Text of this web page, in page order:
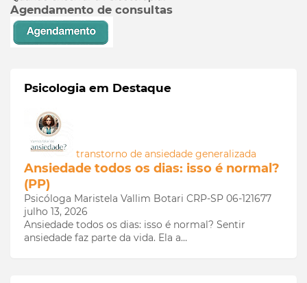
Agendamento de consultas
Psicologia em Destaque
transtorno de ansiedade generalizada
Ansiedade todos os dias: isso é normal?
(PP)
Psicóloga Maristela Vallim Botari CRP-SP 06-121677
julho 13, 2026
Ansiedade todos os dias: isso é normal? Sentir
ansiedade faz parte da vida. Ela a…